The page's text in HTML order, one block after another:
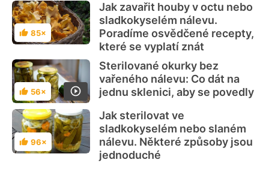
Hodnocení
85×
Jak zavařit houby v octu nebo
sladkokyselém nálevu.
Poradíme osvědčené recepty,
které se vyplatí znát
Hodnocení
56×
Sterilované okurky bez
vařeného nálevu: Co dát na
jednu sklenici, aby se povedly
Hodnocení
96×
Jak sterilovat ve
sladkokyselém nebo slaném
nálevu. Některé způsoby jsou
jednoduché